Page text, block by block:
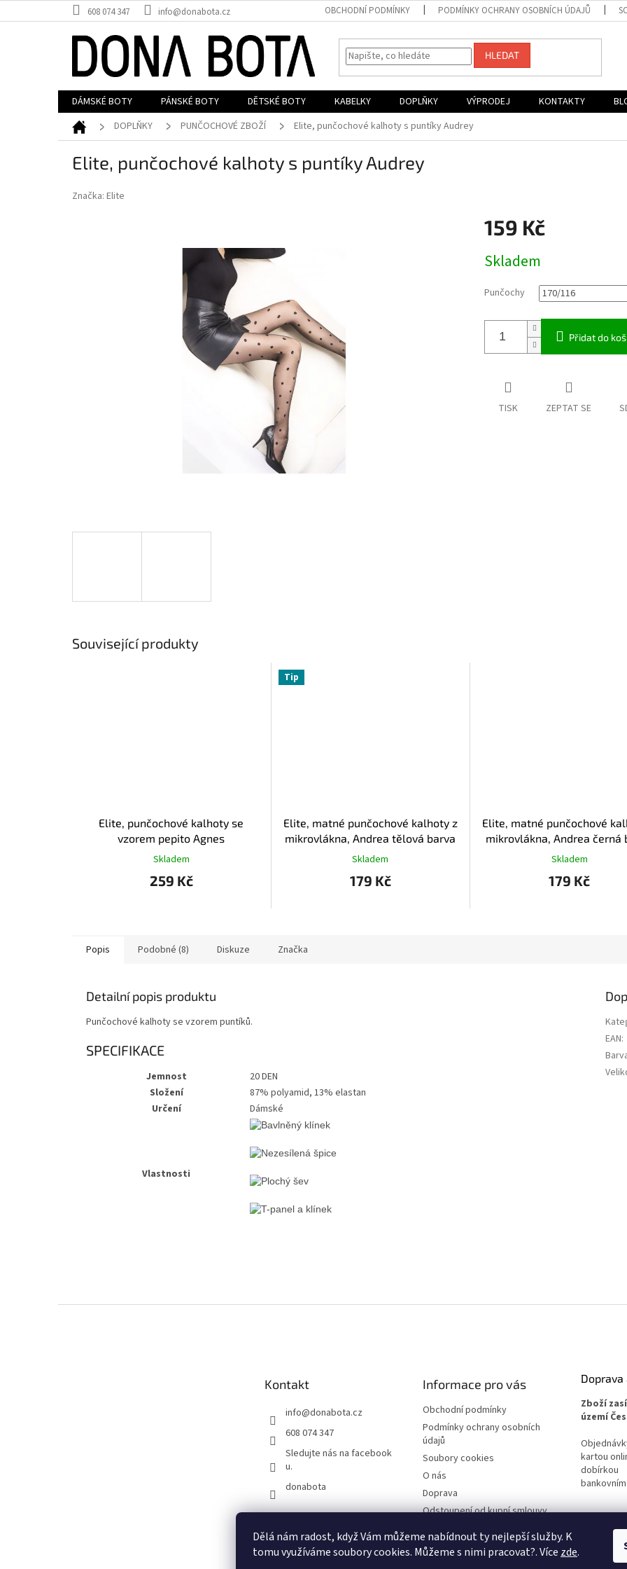
Dělá nám radost, když Vám můžeme nabídnout ty nejlepší služby. K
tomu využíváme soubory cookies. Můžeme s nimi pracovat?. Více zde.
na
608 074 347 info@donabota.cz OBCHODNÍ PODMÍNKY PODMÍNKY OCHRANY OSOBNÍCH ÚDAJŮ
HLEDAT
DÁMSKÉ BOTY PÁNSKÉ BOTY DĚTSKÉ BOTY KABELKY DOPLŇKY VÝPRODEJ KONTAKTY
Domů
DOPLŇKY PUNČOCHOVÉ ZBOŽÍ Elite, punčochové kalhoty s puntíky Audrey
Elite, punčochové kalhoty s puntíky Audrey
Značka: Elite
159 Kč
cena:
Skladem
Punčochy
Přidat do
TISK ZEPTAT SE
Související produkty
Elite, punčochové kalhoty se
vzorem pepito Agnes
Skladem
259 Kč
Tip
Elite, matné punčochové kalhoty z
mikrovlákna, Andrea tělová barva
Skladem
179 Kč
Elite, matné punčochové
mikrovlákna, Andrea černá
Skladem
179 Kč
Popis Podobné (8) Diskuze Značka
Detailní popis produktu
Punčochové kalhoty se vzorem puntíků.
SPECIFIKACE
Jemnost
20 DEN
Složení
87% polyamid, 13% elastan
Určení
Dámské
Vlastnosti
EAN:
Kontakt
info@donabota.cz
608 074 347
Sledujte nás na facebook
u.
donabota
Informace pro vás
Obchodní podmínky
Podmínky ochrany osobních
údajů
Soubory cookies
O nás
Doprava
Odstoupení od kupní smlouvy
Reklamace
Zboží
území
kartou
dobírkou